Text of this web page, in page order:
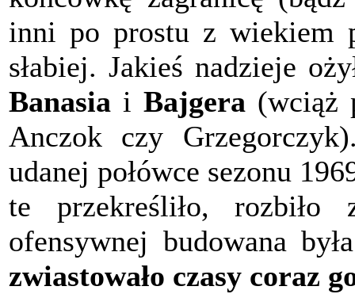
inni po prostu z wiekiem
słabiej. Jakieś nadzieje
Banasia i Bajgera(wciąż
Anczok czy
udanej połówce sezonu
te przekreśliło, rozbiło
ofensywnej budowana
zwiastowało czasy coraz